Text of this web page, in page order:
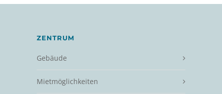
ZENTRUM
Gebäude
Mietmöglichkeiten